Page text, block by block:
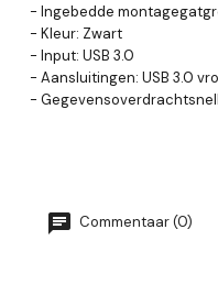
- Ingebedde
- Kleur: Zwart
- Input: USB 3.0
- Aansluitingen: USB 3.0
-
Commentaar (0)